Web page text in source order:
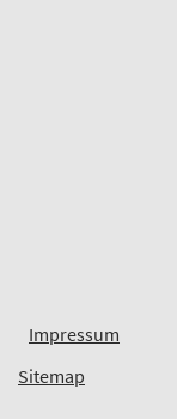
Impressum
Sitemap